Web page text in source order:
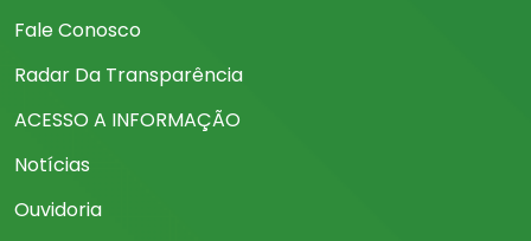
Fale Conosco
Radar Da Transparência
ACESSO A INFORMAÇÃO
Notícias
Ouvidoria